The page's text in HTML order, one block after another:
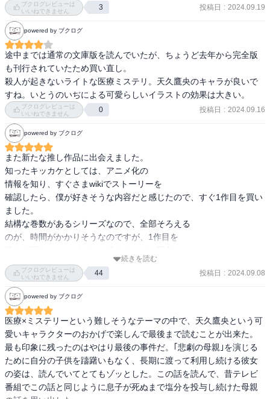
ブクログレビューは
いいねできません
3 投稿日 : 2024.09.19
powered by ブクログ
途中までは通常の文庫版を読んでいたが、ちょうど去年から完全版
も刊行されていたため買い直し。
殺人が起きないライトな医療ミステリ。天久鷹央のキャラが良いで
すね。いとうのいぢによる可愛らしいイラストの効果は大きい。
ブクログレビューは
いいねできません
0 投稿日 : 2024.09.16
powered by ブクログ
また新たな推し作品に出会えました。
知ったキッカケとしては、アニメ化の
情報を知り、すぐさまwikiでストーリーを
確認したら、僕が好きそうな内容だと感じたので、すぐ1作目を買い
ました。
結構な巻数があるシリーズなので、全部そろえる
のが、時間がかかりそうなのですが、1作目を
全作揃えて読了したいです。
天才的な推理力と医療の知識を持つ天久鷹央の
奇想天外な推理に脱帽でした。
部下の小鳥遊優との掛け合いもユニークで個人的に最高でした。
続きを読む
ブクログレビューは
いいねできません
44 投稿日 : 2024.09.08
powered by ブクログ
医療×ミステリーという難しそうなテーマの中で、天久鷹央という可
愛いキャラクターのおかげで楽しんで最後まで読むことが出来た。
最も印象に残ったのはやはり最後の事件だ。｢悲劇の母親｣を演じる
ために自分の子供を躊躇いもなく、長期に渡って利用し続ける彼女
の姿は、読んでいてとてもゾッとした。この話を読んで、昔テレビ
番組でこの話と同じように息子が死ぬまで塩分を投与し続けた母親